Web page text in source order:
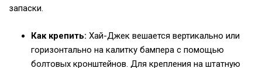
запаски.
Как крепить: Хай-Джек вешается вертикально или
горизонтально на калитку бампера с помощью
болтовых кронштейнов. Для крепления на штатную